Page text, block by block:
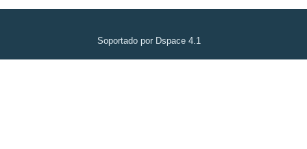
Soportado por Dspace 4.1